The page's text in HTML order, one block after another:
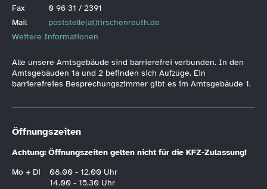
Fax
0 96 31 / 2391
Mail
poststelle(at)tirschenreuth.de
Weitere Informationen
Alle unsere Amtsgebäude sind barrierefrei verbunden. In den
Amtsgebäuden 1a und 2 befinden sich Aufzüge. Ein
barrierefreies Besprechungszimmer gibt es im Amtsgebäude 1.
Öffnungszeiten
Achtung: Öffnungszeiten gelten nicht für die KFZ-Zulassung!
Mo + Di
08.00 - 12.00 Uhr
14.00 - 15.30 Uhr